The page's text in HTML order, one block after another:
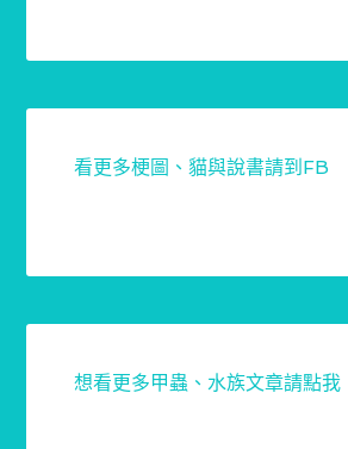
看更多梗圖、貓與說書請到FB
想看更多甲蟲、水族文章請點我